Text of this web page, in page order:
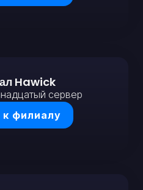
Hawick
сервер
филиалу